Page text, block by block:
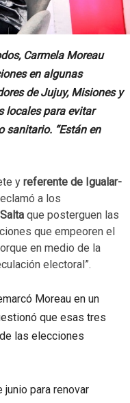
Carmela Moreau
en algunas
de Jujuy, Misiones y
locales para evitar
sanitario. “Están en
y referente de Igualar-
a los
que posterguen las
que empeoren el
en medio de la
electoral”.
Moreau en un
que esas tres
las elecciones
para renovar